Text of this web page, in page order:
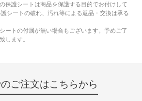
保護シートは商品を保護する目的でお付けして
シートの破れ、汚れ等による返品・交換は承る
ートの付属が無い場合もございます。予めご了
します。
ご注文はこちらから